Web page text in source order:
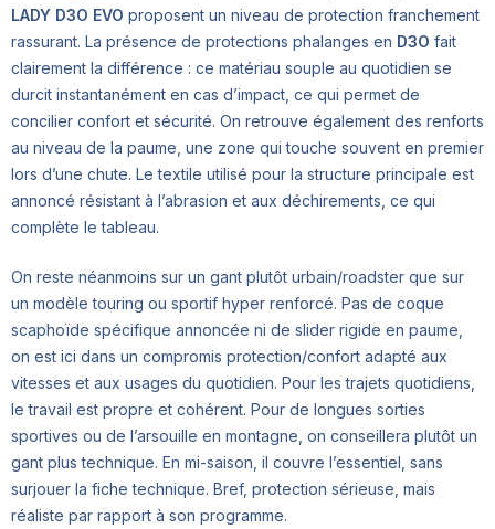
LADY D3O EVO proposent un niveau de protection franchement
rassurant. La présence de protections phalanges en D3O fait
clairement la différence : ce matériau souple au quotidien se
durcit instantanément en cas d’impact, ce qui permet de
concilier confort et sécurité. On retrouve également des renforts
au niveau de la paume, une zone qui touche souvent en premier
lors d’une chute. Le textile utilisé pour la structure principale est
annoncé résistant à l’abrasion et aux déchirements, ce qui
complète le tableau.
On reste néanmoins sur un gant plutôt urbain/roadster que sur
un modèle touring ou sportif hyper renforcé. Pas de coque
scaphoïde spécifique annoncée ni de slider rigide en paume,
on est ici dans un compromis protection/confort adapté aux
vitesses et aux usages du quotidien. Pour les trajets quotidiens,
le travail est propre et cohérent. Pour de longues sorties
sportives ou de l’arsouille en montagne, on conseillera plutôt un
gant plus technique. En mi-saison, il couvre l’essentiel, sans
surjouer la fiche technique. Bref, protection sérieuse, mais
réaliste par rapport à son programme.